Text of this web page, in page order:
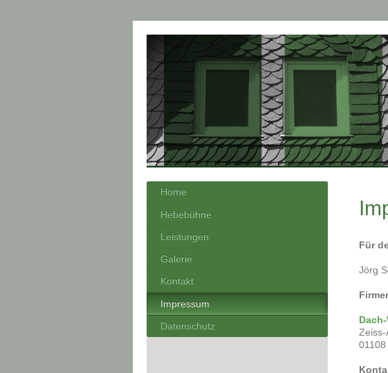
Für
Jörg
Zeiss-
Home
Hebebühne
Leistungen
Galerie
Kontakt
Impressum
Datenschutz